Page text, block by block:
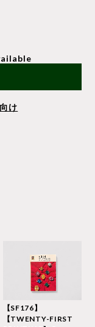
け
【SF176】
【TWENTY-FIRST